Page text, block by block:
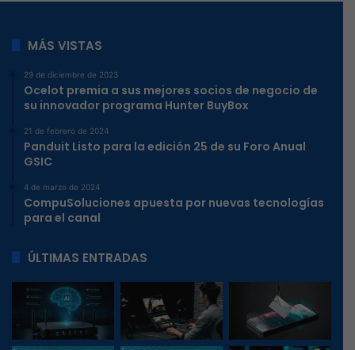
MÁS VISTAS
29 de diciembre de 2023
Ocelot premia a sus mejores socios de negocio de
su innovador programa Hunter BuyBox
21 de febrero de 2024
Panduit Listo para la edición 25 de su Foro Anual
GSIC
4 de marzo de 2024
CompuSoluciones apuesta por nuevas tecnologías
para el canal
ÚLTIMAS ENTRADAS